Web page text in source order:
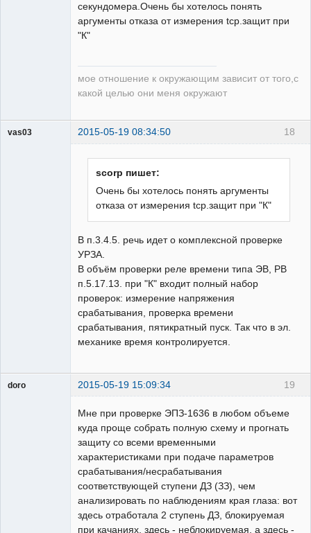
секундомера.Очень бы хотелось понять
аргументы отказа от измерения tср.защит при
"К"
мое отношение к окружающим зависит от того,с
какой целью они меня окружают
18
vas03 2015-05-19 08:34:50
scorp пишет:
Очень бы хотелось понять аргументы
отказа от измерения tср.защит при "К"
В п.3.4.5. речь идет о комплексной проверке
УРЗА.
В объём проверки реле времени типа ЭВ, РВ
п.5.17.13. при "К" входит полный набор
проверок: измерение напряжения
срабатывания, проверка времени
срабатывания, пятикратный пуск. Так что в эл.
механике время контролируется.
19
doro 2015-05-19 15:09:34
Мне при проверке ЭПЗ-1636 в любом объеме
куда проще собрать полную схему и прогнать
защиту со всеми временными
характеристиками при подаче параметров
срабатывания/несрабатывания
соответствующей ступени ДЗ (ЗЗ), чем
анализировать по наблюдениям края глаза: вот
здесь отработала 2 ступень ДЗ, блокируемая
при качаниях, здесь - неблокируемая, а здесь -